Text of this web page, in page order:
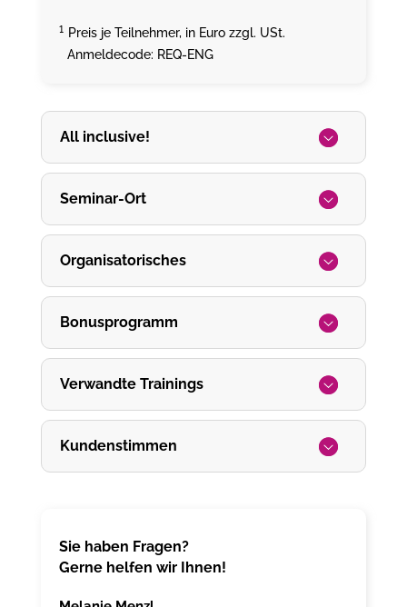
¹ Preis je Teilnehmer, in Euro zzgl. USt.
Anmeldecode: REQ-ENG
All inclusive!
Seminar-Ort
Organisatorisches
Bonusprogramm
Verwandte Trainings
Kundenstimmen
Sie haben Fragen?
Gerne helfen wir Ihnen!